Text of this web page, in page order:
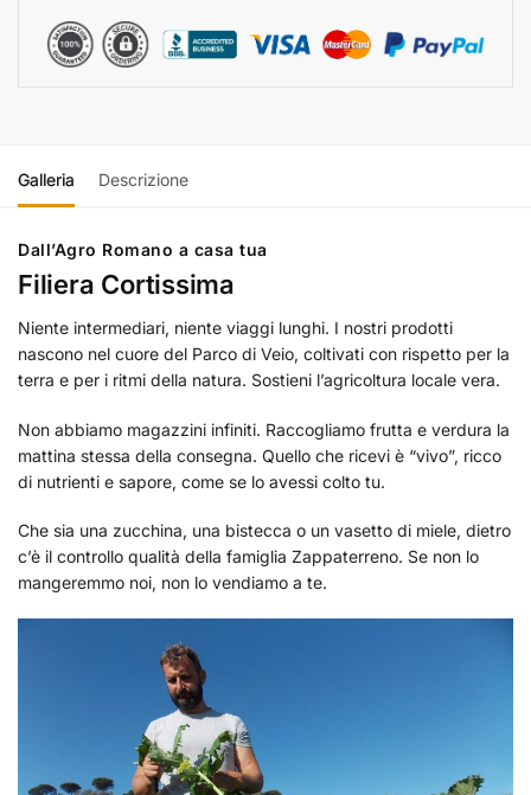
Galleria Descrizione
Dall’Agro Romano a casa tua
Filiera Cortissima
Niente intermediari, niente viaggi lunghi. I nostri prodotti
nascono nel cuore del Parco di Veio, coltivati con rispetto per la
terra e per i ritmi della natura. Sostieni l’agricoltura locale vera.
Non abbiamo magazzini infiniti. Raccogliamo frutta e verdura la
mattina stessa della consegna. Quello che ricevi è “vivo”, ricco
di nutrienti e sapore, come se lo avessi colto tu.
Che sia una zucchina, una bistecca o un vasetto di miele, dietro
c’è il controllo qualità della famiglia Zappaterreno. Se non lo
mangeremmo noi, non lo vendiamo a te.